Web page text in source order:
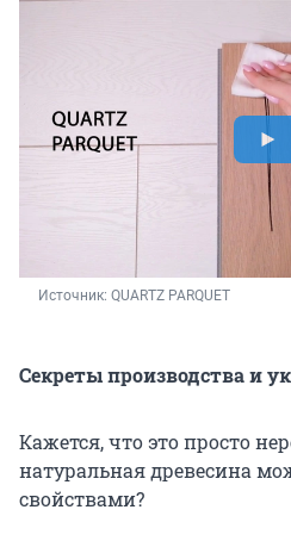
Источник: QUARTZ PARQUET
Секреты производства и
Кажется, что это просто
натуральная древесина
свойствами?